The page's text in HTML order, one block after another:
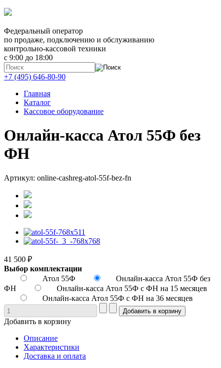
Федеральный оператор
по продаже, подключению и обслуживанию
контрольно-кассовой техники
с 9:00 до 18:00
+7 (495) 646-80-90
Главная
Каталог
Кассовое оборудование
Онлайн-касса Атол 55Ф без
ФН
Артикул: online-cashreg-atol-55f-bez-fn
41 500 ₽
Выбор комплектации
Атол 55Ф
Онлайн-касса Атол 55Ф без
ФН
Онлайн-касса Атол 55Ф с ФН на 15 месяцев
Онлайн-касса Атол 55Ф с ФН на 36 месяцев
Добавить в корзину
Описание
Характеристики
Доставка и оплата